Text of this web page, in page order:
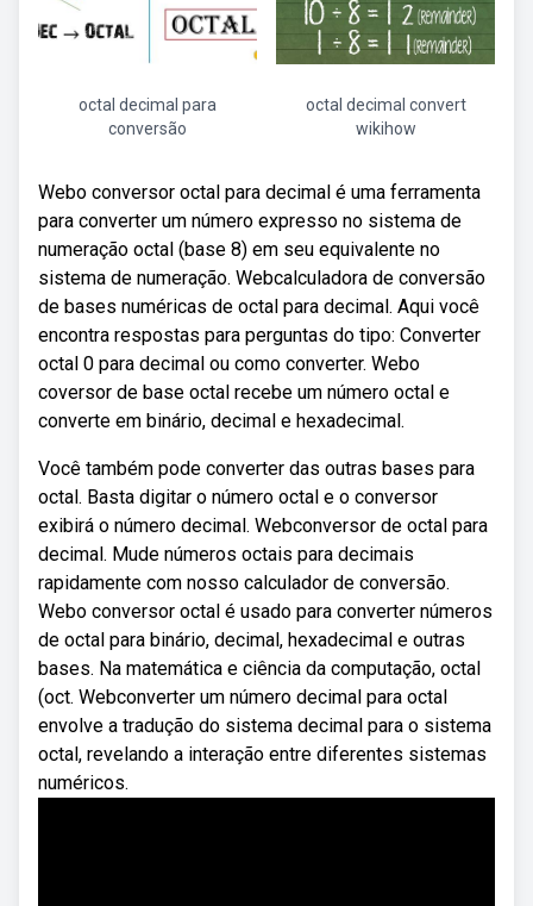
octal decimal para
conversão
octal decimal convert
wikihow
Webo conversor octal para decimal é uma ferramenta
para converter um número expresso no sistema de
numeração octal (base 8) em seu equivalente no
sistema de numeração. Webcalculadora de conversão
de bases numéricas de octal para decimal. Aqui você
encontra respostas para perguntas do tipo: Converter
octal 0 para decimal ou como converter. Webo
coversor de base octal recebe um número octal e
converte em binário, decimal e hexadecimal.
Você também pode converter das outras bases para
octal. Basta digitar o número octal e o conversor
exibirá o número decimal. Webconversor de octal para
decimal. Mude números octais para decimais
rapidamente com nosso calculador de conversão.
Webo conversor octal é usado para converter números
de octal para binário, decimal, hexadecimal e outras
bases. Na matemática e ciência da computação, octal
(oct. Webconverter um número decimal para octal
envolve a tradução do sistema decimal para o sistema
octal, revelando a interação entre diferentes sistemas
numéricos.